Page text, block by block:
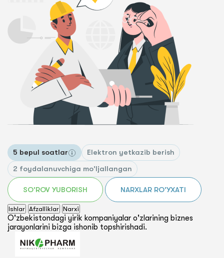
5 bepul soatlar
Elektron yetkazib berish
2 foydalanuvchiga mo'ljallangan
SO'ROV YUBORISH NARXLAR RO'YXATI
Ishlar Afzalliklar Narxi
O'zbekistondagi yirik kompaniyalar o'zlarining biznes
jarayonlarini bizga ishonib topshirishadi.